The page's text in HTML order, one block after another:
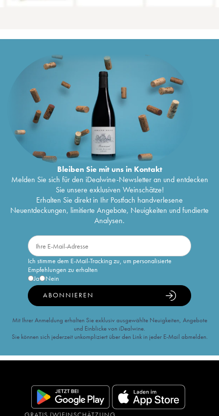
Bleiben Sie mit uns in Kontakt
Melden Sie sich für den iDealwine-Newsletter an und entdecken
Sie unsere exklusiven Weinschätze!
Erhalten Sie direkt in Ihr Postfach handverlesene
Neuentdeckungen, limitierte Angebote, Neuigkeiten und fundierte
Analysen.
Ich stimme dem E-Mail-Tracking zu, um personalisierte
Empfehlungen zu erhalten
Ja
Nein
ABONNIEREN
Mit Ihrer Anmeldung erhalten Sie exklusiv ausgewählte Neuigkeiten, Angebote
und Einblicke von iDealwine.
Sie können sich jederzeit unkompliziert über den Link in jeder E-Mail abmelden.